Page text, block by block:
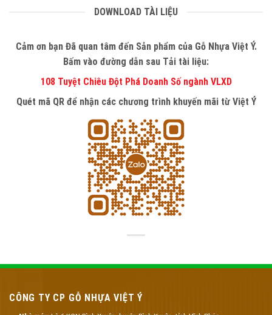
DOWNLOAD TÀI LIỆU
Cảm ơn bạn Đã quan tâm đến Sản phẩm của Gỗ Nhựa Việt Ý.
Bấm vào đường dẫn sau Tải tài liệu:
108 Tuyệt Chiêu Đột Phá Doanh Số ngành VLXD
Quét mã QR để nhận các chương trình khuyến mãi từ Việt Ý
CÔNG TY CP GỖ NHỰA VIỆT Ý